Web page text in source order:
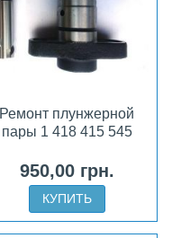
Ремонт плунжерной
пары 1 418 415 545
950,00 грн.
КУПИТЬ